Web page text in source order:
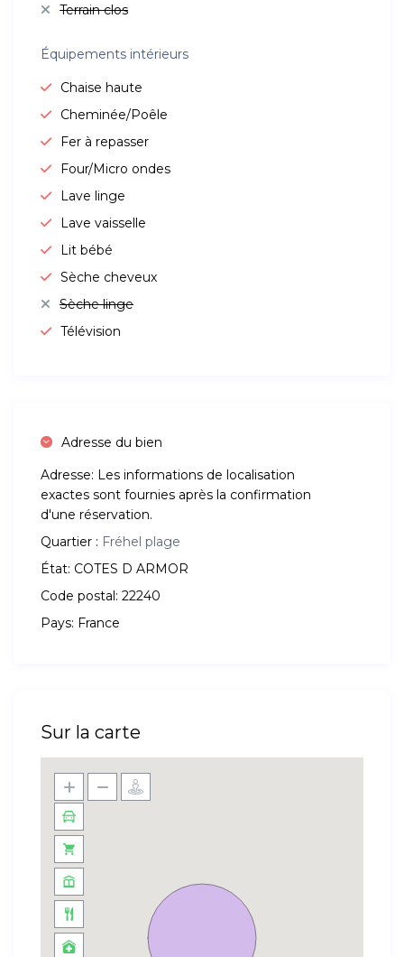
Terrain clos
Équipements intérieurs
Chaise haute
Cheminée/Poêle
Fer à repasser
Four/Micro ondes
Lave linge
Lave vaisselle
Lit bébé
Sèche cheveux
Sèche linge
Télévision
Adresse du bien
Adresse: Les informations de localisation
exactes sont fournies après la confirmation
d'une réservation.
Quartier : Fréhel plage
État: COTES D ARMOR
Code postal: 22240
Pays: France
Sur la carte